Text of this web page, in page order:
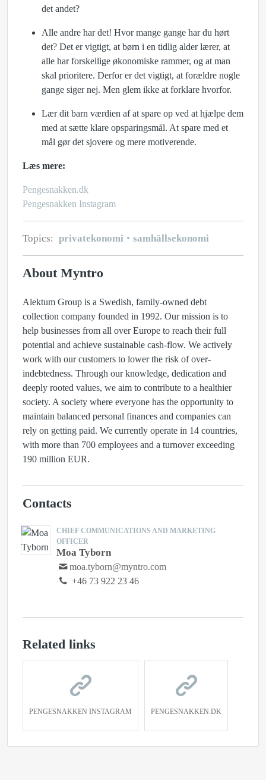
det andet?
Alle andre har det! Hvor mange gange har du hørt
det? Det er vigtigt, at børn i en tidlig alder lærer, at
alle har forskellige økonomiske rammer, og at man
skal prioritere. Derfor er det vigtigt, at forældre nogle
gange siger nej. Men glem ikke at forklare hvorfor.
Lær dit barn værdien af at spare op ved at hjælpe dem
med at sætte klare opsparingsmål. At spare med et
mål gør det sjovere og mere motiverende.
Læs mere:
Pengesnakken.dk
Pengesnakken Instagram
Topics: privatekonomi samhällsekonomi
About Myntro
Alektum Group is a Swedish, family-owned debt
collection company founded in 1992. Our mission is to
help businesses from all over Europe to reach their full
potential and achieve sustainable cash-flow. We actively
work with our customers to lower the risk of over-
indebtedness. Through our knowledge, dedication and
deeply rooted values, we aim to contribute to a healthier
society. A society where everyone has the opportunity to
maintain balanced personal finances and companies can
rely on getting paid. We currently operate in 14 countries,
with more than 700 employees and a turnover exceeding
190 million EUR.
Contacts
CHIEF COMMUNICATIONS AND MARKETING
OFFICER
Moa Tyborn
moa.tyborn@myntro.com
+46 73 922 23 46
Related links
PENGESNAKKEN INSTAGRAM PENGESNAKKEN.DK